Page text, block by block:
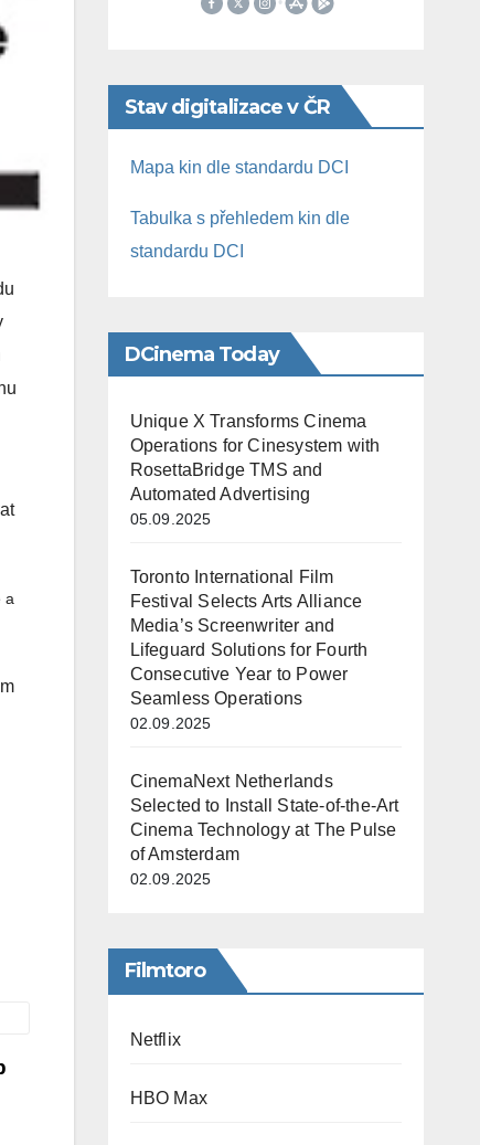
a
Stav digitalizace v ČR
Mapa kin dle standardu DCI
Tabulka s přehledem kin dle
standardu DCI
DCinema Today
Unique X Transforms Cinema
Operations for Cinesystem with
RosettaBridge TMS and
Automated Advertising
05.09.2025
Toronto International Film
Festival Selects Arts Alliance
Media’s Screenwriter and
Lifeguard Solutions for Fourth
Consecutive Year to Power
Seamless Operations
02.09.2025
CinemaNext Netherlands
Selected to Install State-of-the-Art
Cinema Technology at The Pulse
of Amsterdam
02.09.2025
Filmtoro
Netflix
HBO Max